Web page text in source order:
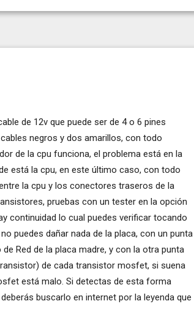
de 12v que puede ser de 4 o 6 pines
negros y dos amarillos, con todo
de la cpu funciona, el problema está en la
está la cpu, en este último caso, con todo
la cpu y los conectores traseros de la
pruebas con un tester en la opción
continuidad lo cual puedes verificar tocando
puedes dañar nada de la placa, con un punta
Red de la placa madre, y con la otra punta
de cada transistor mosfet, si suena
está malo. Si detectas de esta forma
buscarlo en internet por la leyenda que